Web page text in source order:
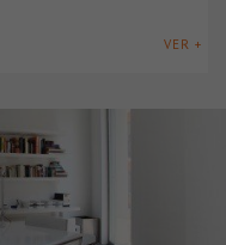
VER +